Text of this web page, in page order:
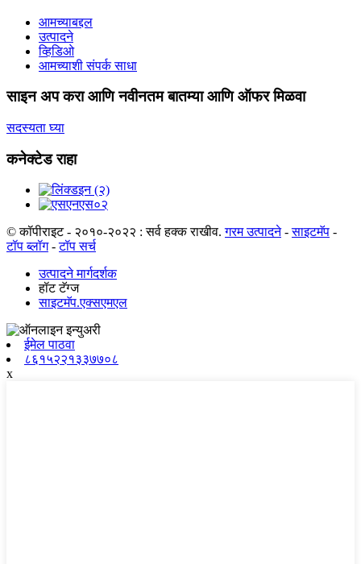
आमच्याबद्दल
उत्पादने
व्हिडिओ
आमच्याशी संपर्क साधा
साइन अप करा आणि नवीनतम बातम्या आणि ऑफर मिळवा
सदस्यता घ्या
कनेक्टेड राहा
© कॉपीराइट - २०१०-२०२२ : सर्व हक्क राखीव. गरम उत्पादने-साइटमॅप -
टॉप ब्लॉग-टॉप सर्च
उत्पादने मार्गदर्शक
हॉट टॅग्ज
साइटमॅप.एक्सएमएल
ईमेल पाठवा
८६१५२२१३३७७०८
x